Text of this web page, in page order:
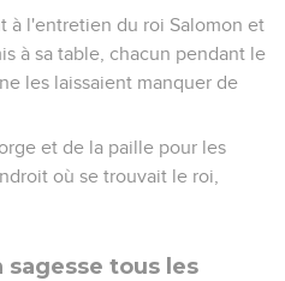
à l'entretien du roi Salomon et
à sa table, chacun pendant le
les laissaient manquer de
et de la paille pour les
où se trouvait le roi,
sagesse tous les